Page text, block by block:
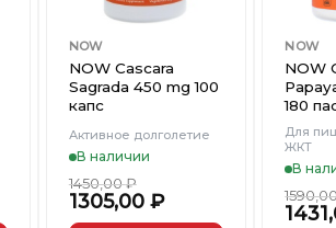
NOW
NOW Cascara
Sagrada 450 mg 100
капс
Активное долголетие
В наличии
1450,00₽
1305,00 ₽
NOW
NOW
180
Для
ЖКТ
В